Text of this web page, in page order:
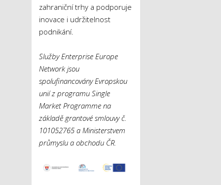
zahraniční trhy a podporuje
inovace i udržitelnost
podnikání.
Služby Enterprise Europe
Network jsou
spolufinancovány Evropskou
unií z programu Single
Market Programme na
základě grantové smlouvy č.
101052765 a Ministerstvem
průmyslu a obchodu ČR.